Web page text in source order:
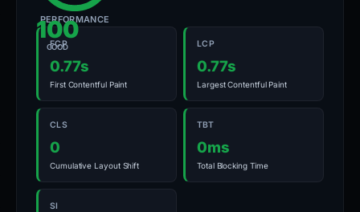
100
GOOD
PERFORMANCE
FCP
0.77s
First Contentful Paint
LCP
0.77s
Largest Contentful Paint
CLS
0
Cumulative Layout Shift
TBT
0ms
Total Blocking Time
SI